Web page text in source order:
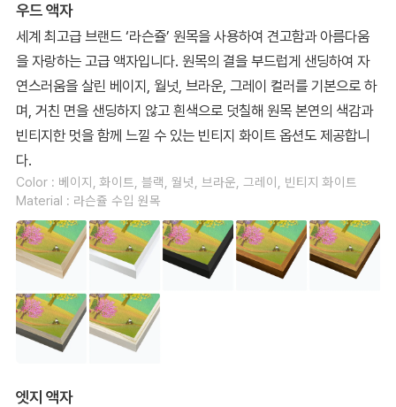
우드 액자
세계 최고급 브랜드 ‘라슨쥴’ 원목을 사용하여 견고함과 아름다움
을 자랑하는 고급 액자입니다. 원목의 결을 부드럽게 샌딩하여 자
연스러움을 살린 베이지, 월넛, 브라운, 그레이 컬러를 기본으로 하
며, 거친 면을 샌딩하지 않고 흰색으로 덧칠해 원목 본연의 색감과
빈티지한 멋을 함께 느낄 수 있는 빈티지 화이트 옵션도 제공합니
다.
Color : 베이지, 화이트, 블랙, 월넛, 브라운, 그레이, 빈티지 화이트
Material : 라슨쥴 수입 원목
엣지 액자